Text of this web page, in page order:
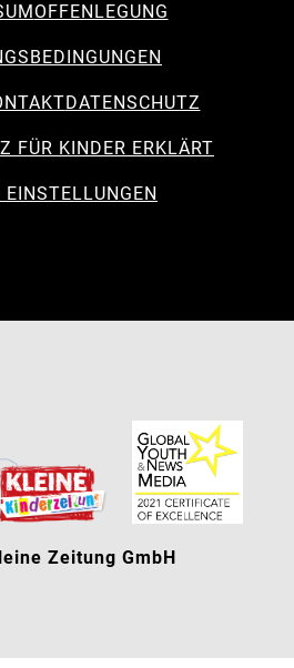
OFFENLEGUNG
DATENSCHUTZ
FÜR KINDER ERKLÄRT
EINSTELLUNGEN
Zeitung GmbH